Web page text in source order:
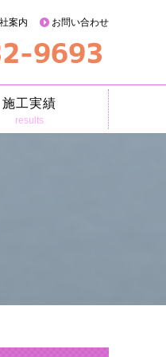
案内 お問い合わせ
施工実績
results